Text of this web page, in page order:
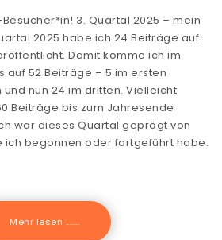
3. Quartal 2025 – mein
2025 habe ich 24 Beiträge auf
Damit komme ich im
auf 52 Beiträge – 5 im ersten
nun 24 im dritten. Vielleicht
Beiträge bis zum Jahresende
war dieses Quartal geprägt von
ich begonnen oder fortgeführt habe.
Mehr lesen .......